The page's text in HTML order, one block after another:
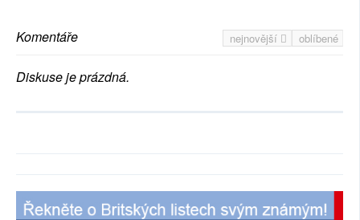
nejnovější oblíbené
Komentáře
Diskuse je prázdná.